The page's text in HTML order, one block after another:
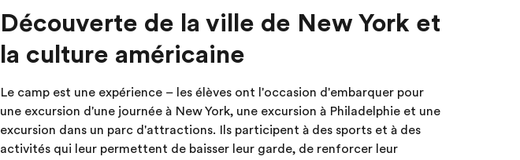
Découverte de la ville de New York et
la culture américaine
Le camp est une expérience – les élèves ont l'occasion d'embarquer pour
une excursion d'une journée à New York, une excursion à Philadelphie et une
excursion dans un parc d'attractions. Ils participent à des sports et à des
activités qui leur permettent de baisser leur garde, de renforcer leur